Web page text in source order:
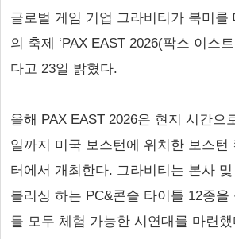
글로벌 게임 기업 그라비티가 북미를
의 축제 ‘PAX EAST 2026(팍스 이스
다고 23일 밝혔다.
올해 PAX EAST 2026은 현지 시간으
일까지 미국 보스턴에 위치한 보스턴
터에서 개최한다. 그라비티는 본사
블리싱 하는 PC&콘솔 타이틀 12종을
틀 모두 체험 가능한 시연대를 마련했